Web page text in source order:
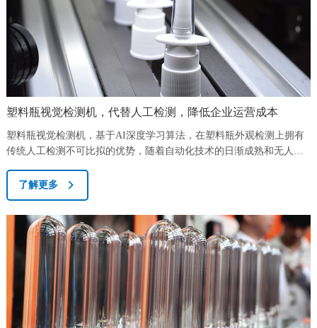
塑料瓶视觉检测机，代替人工检测，降低企业运营成本
塑料瓶视觉检测机，基于AI深度学习算法，在塑料瓶外观检测上拥有
传统人工检测不可比拟的优势，随着自动化技术的日渐成熟和无人作
的检测手段。长期以来，日化、饮料、塑包等行业的产品质量检测都
依赖人工肉眼检测，这样的方式，不仅效率低，而且很容易因为客观
因素，造成漏检、误检、错检、等问题，而且效率低，需要配置更多
的品检人员，从而造成产品外观检测环节成...
了解更多